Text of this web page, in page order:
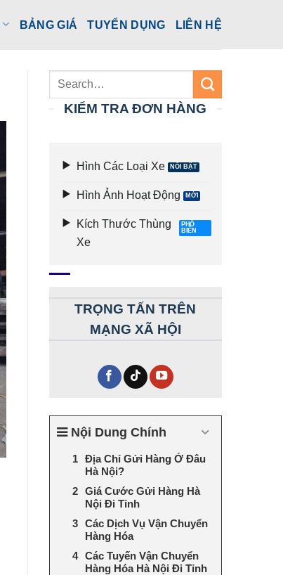
BẢNG GIÁ TUYỂN DỤNG LIÊN HỆ
KIỂM TRA ĐƠN HÀNG
Hình Các Loại Xe
Hình Ảnh Hoạt Động
Kích Thước Thùng
Xe
TRỌNG TẤN TRÊN
MẠNG XÃ HỘI
Nội Dung Chính
Địa Chỉ Gửi Hàng Ở Đâu
Hà Nội?
Giá Cước Gửi Hàng Hà
Nội Đi Tỉnh
Các Dịch Vụ Vận Chuyển
Hàng Hóa
Các Tuyến Vận Chuyển
Hàng Hóa Hà Nội Đi Tỉnh